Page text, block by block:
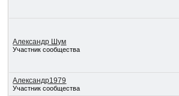
Александр Шум
Участник сообщества
Александр1979
Участник сообщества